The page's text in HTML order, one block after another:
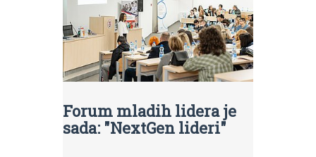
Forum mladih lidera je
sada: "NextGen lideri"